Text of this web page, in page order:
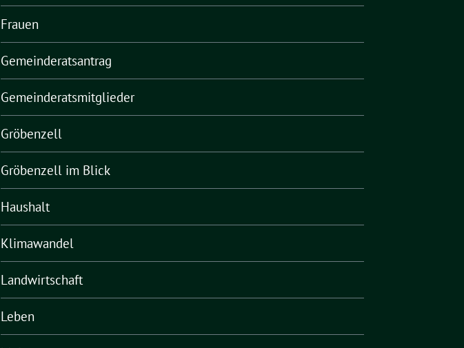
Frauen
Gemeinderatsantrag
Gemeinderatsmitglieder
Gröbenzell
Gröbenzell im Blick
Haushalt
Klimawandel
Landwirtschaft
Leben